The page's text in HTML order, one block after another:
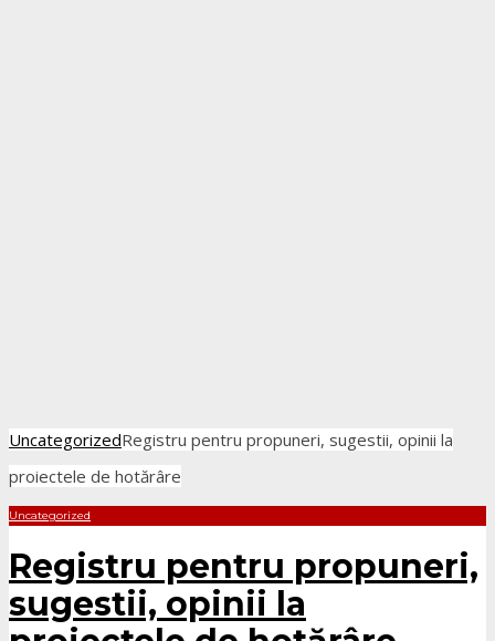
UncategorizedRegistru pentru propuneri, sugestii, opinii la
proiectele de hotărâre
Uncategorized
Registru pentru propuneri,
sugestii, opinii la